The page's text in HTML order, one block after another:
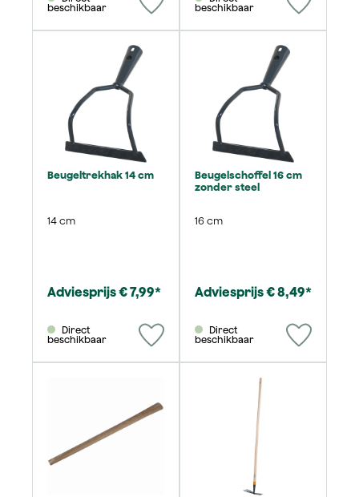
beschikbaar
beschikbaar
Beugeltrekhak 14 cm
14 cm
Adviesprijs € 7,99*
beschikbaar
Beugelschoffel 16 cm
zonder steel
16 cm
Adviesprijs € 8,49*
beschikbaar